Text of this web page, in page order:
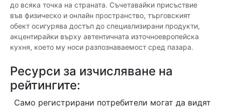
до всяка точка на страната. Съчетавайки присъствие
във физическо и онлайн пространство, търговският
обект осигурява достъп до специализирани продукти,
акцентирайки върху автентичната източноевропейска
кухня, което му носи разпознаваемост сред пазара.
Ресурси за изчисляване на
рейтингите:
Само регистрирани потребители могат да видят